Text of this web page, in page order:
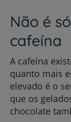
Não é
cafeína
A cafeína
quanto mais
elevado é o
que os
chocolate